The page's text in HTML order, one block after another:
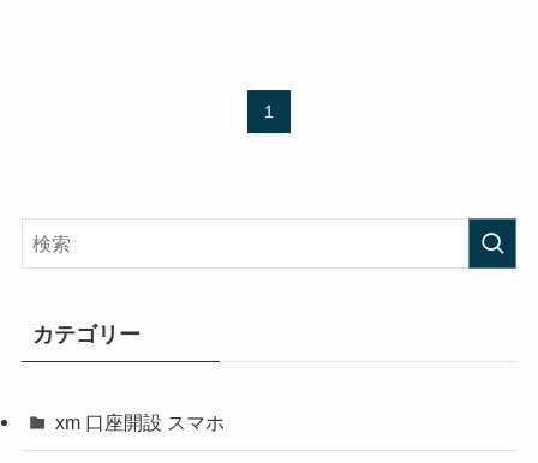
1
カテゴリー
xm 口座開設 スマホ